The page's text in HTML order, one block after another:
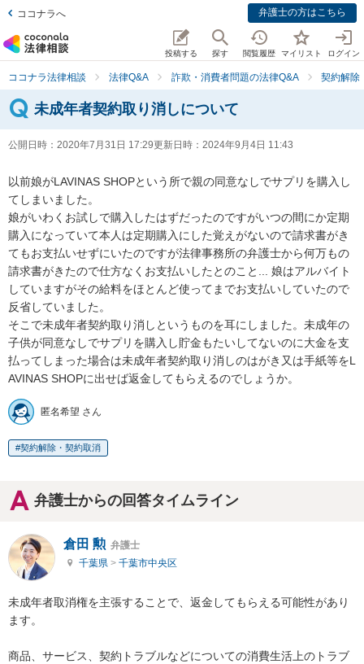
ココナラへ 弁護士の方はこちら
投稿する 探す 閲覧履歴 マイリスト ログイン
ココナラ法律相談 法律Q&A 詐欺・消費者問題の法律Q&A 契約解除
未成年者契約取り消しについて
公開日時： 2020年7月31日 17:29更新日時： 2024年9月4日 11:43
以前娘がLAVINAS SHOPという所で親の同意なしでサプリを購入し
てしまいました。
娘がいわくお試しで購入したはずだったのですがいつの間にか定期
購入になっていて本人は定期購入にした覚えがないので請求書がき
てもお支払いせずにいたのですが法律事務所の弁護士から何万もの
請求書がきたので仕方なくお支払いしたとのこと... 娘はアルバイト
していますがその給料をほとんど使ってまでお支払いしていたので
反省していました。
そこで未成年者契約取り消しというものを耳にしました。未成年の
子供が同意なしでサプリを購入し貯金もたいしてないのに大金を支
払ってしまった場合は未成年者契約取り消しのはがき又は手紙等をL
AVINAS SHOPに出せば返金してもらえるのでしょうか。
匿名希望 さん
契約解除・契約取消
弁護士からの回答タイムライン
倉田 勲 弁護士
千葉県 > 千葉市中央区
未成年者取消権を主張することで、返金してもらえる可能性があり
ます。
商品、サービス、契約トラブルなどについての消費生活上のトラブ